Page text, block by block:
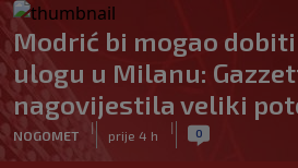
Modrić bi mogao
ulogu u Milanu:
nagovijestila veliki
NOGOMET
|
prije 4 h
| 0